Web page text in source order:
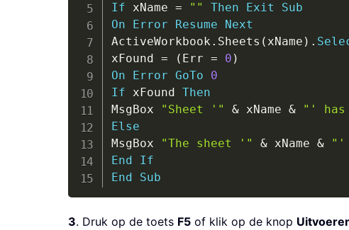
If xName = "" Then Exit
Sub
On
Error Resume
Next
ActiveWorkbook . Sheets ( xName ) .
xFound = ( Err = 0 )
On
Error GoTo
0
If xFound Then
MsgBox
"Sheet '" & xName &
"' has
Else
MsgBox
"The sheet '" & xName &
"'
End
If
End
Sub
3. Druk op de toets F5 of klik op de knop